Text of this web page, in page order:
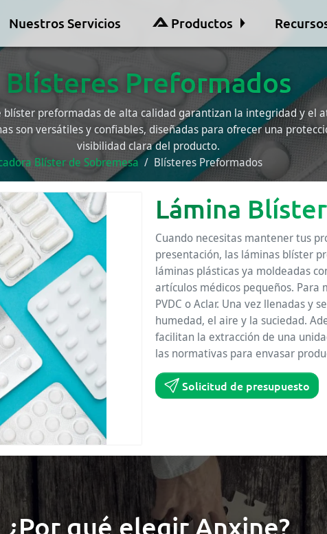
Nuestros Servicios Productos
Blísteres Preformados
blíster preformadas de alta calidad garantizan la integridad y el
son versátiles y confiables, diseñadas para ofrecer una
visibilidad clara del producto.
Blíster de Sobremesa Blísteres Preformados
Lámina
Cuando necesitas mantener tus
presentación, las láminas blíster
láminas plásticas ya moldeadas
artículos médicos pequeños. Para
PVDC o Aclar. Una vez llenadas y
humedad, el aire y la suciedad.
facilitan la extracción de una
las normativas para envasar
Solicitud de presupuesto
¿Por qué elegir Anxine?